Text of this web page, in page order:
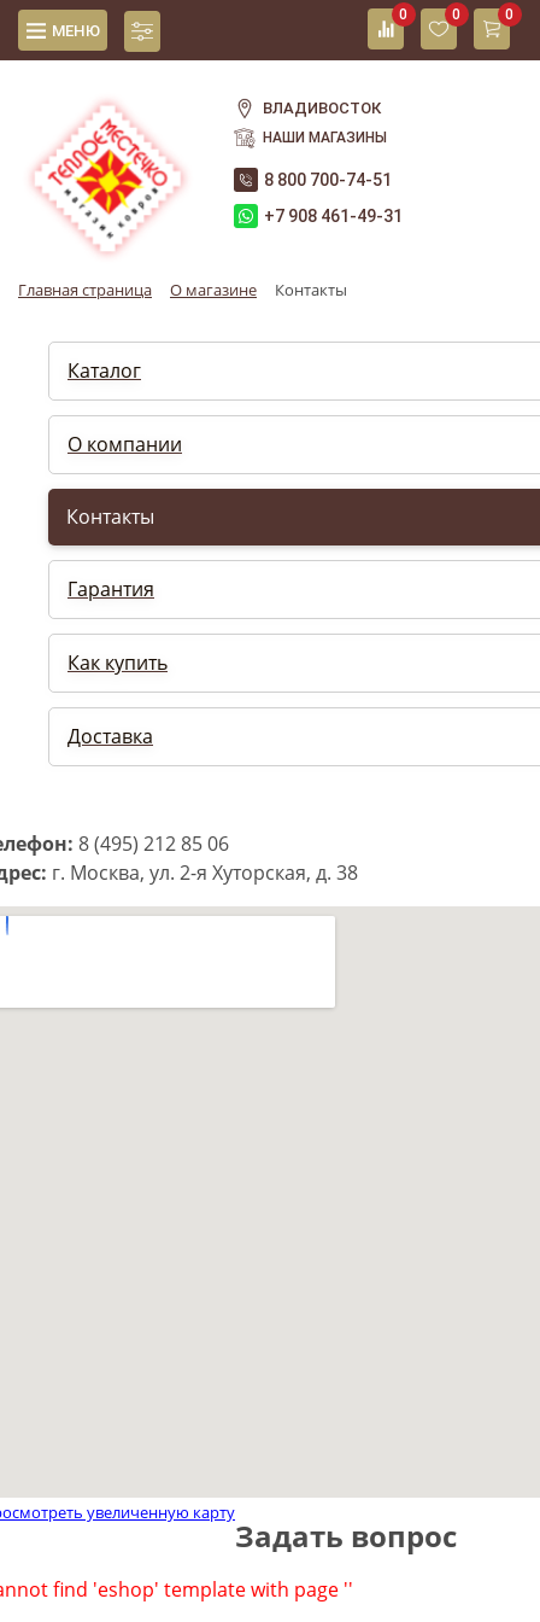
МЕНЮ
0 0 0
ВЛАДИВОСТОК
НАШИ МАГАЗИНЫ
8 800 700-74-51
+7 908 461-49-31
Главная страница О магазине Контакты
Каталог
О компании
Контакты
Гарантия
Как купить
Доставка
8 (495) 212 85 06
г. Москва, ул. 2-я Хуторская, д. 38
увеличенную карту
Задать вопрос
find 'eshop' template with page ''